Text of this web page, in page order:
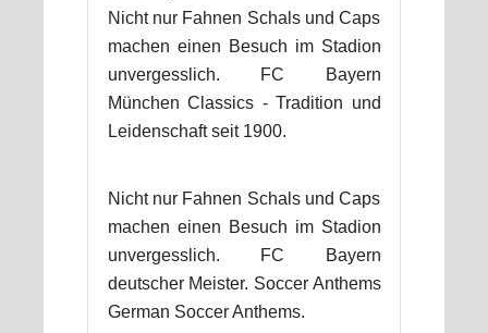
Nicht nur Fahnen Schals und Caps
machen einen Besuch im Stadion
unvergesslich. FC Bayern
München Classics - Tradition und
Leidenschaft seit 1900.
Nicht nur Fahnen Schals und Caps
machen einen Besuch im Stadion
unvergesslich. FC Bayern
deutscher Meister. Soccer Anthems
German Soccer Anthems.